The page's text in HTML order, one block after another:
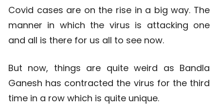
Covid cases are on the rise in a big way. The
manner in which the virus is attacking one
and all is there for us all to see now.
But now, things are quite weird as Bandla
Ganesh has contracted the virus for the third
time in a row which is quite unique.